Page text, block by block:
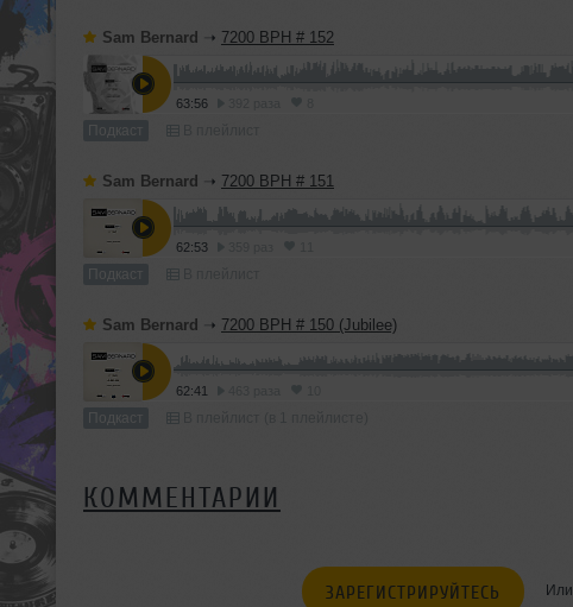
Sam Bernard ➝ 7200 BPH # 152
63:56
Подкаст
Sam Bernard ➝ 7200 BPH # 151
62:53
Подкаст
Sam Bernard ➝ 7200 BPH # 150 (Jubilee)
62:41
Подкаст
КОММЕНТАРИИ
ЗАРЕГИСТРИРУЙТЕСЬ Или